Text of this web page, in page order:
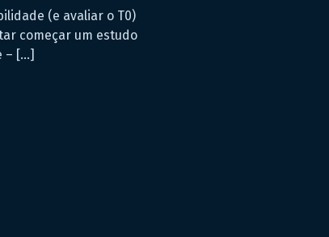
(e avaliar o T0)
começar um estudo
– […]